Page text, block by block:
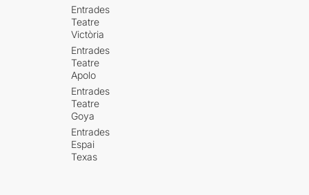
Entrades
Teatre
Victòria
Entrades
Teatre
Apolo
Entrades
Teatre
Goya
Entrades
Espai
Texas